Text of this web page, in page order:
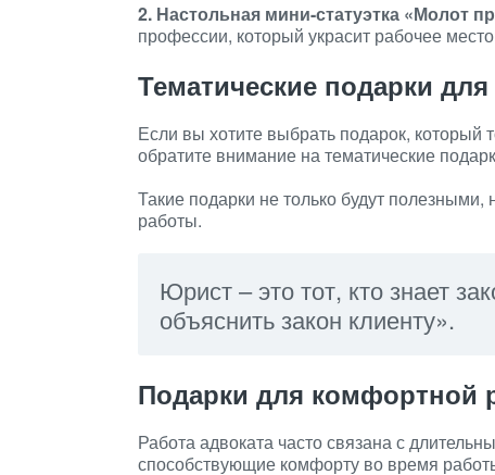
2. Настольная мини-статуэтка «Молот
профессии, который украсит рабочее
Тематические подарки
Если вы хотите выбрать подарок, который
обратите внимание на тематические
Такие подарки не только будут
работы.
Юрист – это тот, кто знает
объяснить закон клиенту».
Подарки для комфортной
Работа адвоката часто связана с
способствующие комфорту во время